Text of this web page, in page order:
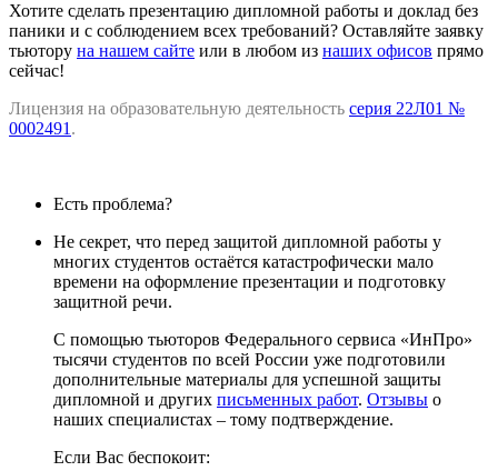
Хотите сделать презентацию дипломной работы и доклад без
паники и с соблюдением всех требований? Оставляйте заявку
тьютору на нашем сайте или в любом из наших офисов прямо
сейчас!
Лицензия на образовательную деятельность серия 22Л01 №
0002491.
Есть проблема?
Не секрет, что перед защитой дипломной работы у
многих студентов остаётся катастрофически мало
времени на оформление презентации и подготовку
защитной речи.
С помощью тьюторов Федерального сервиса «ИнПро»
тысячи студентов по всей России уже подготовили
дополнительные материалы для успешной защиты
дипломной и других письменных работ. Отзывы о
наших специалистах – тому подтверждение.
Если Вас беспокоит: